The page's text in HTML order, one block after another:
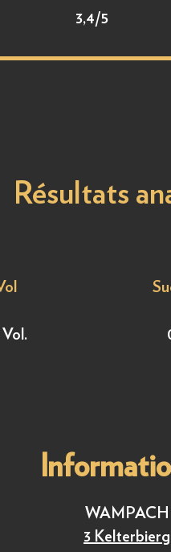
3,4/5
Résultats
Vol.
WAMPACH
3